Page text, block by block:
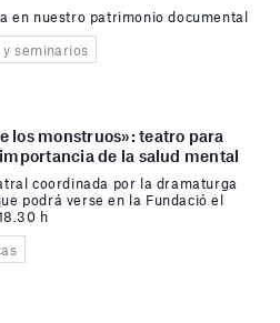
en nuestro patrimonio documental
seminarios
los monstruos»: teatro para
de la salud mental
coordinada por la dramaturga
podrá verse en la Fundació el
h